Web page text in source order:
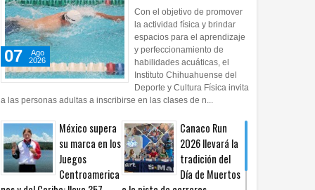
07
Ago
2026
Con el objetivo de promover
la actividad física y brindar
espacios para el aprendizaje
y perfeccionamiento de
habilidades acuáticas, el
Instituto Chihuahuense del
Deporte y Cultura Física invita
a las personas adultas a inscribirse en las clases de n...
México supera
su marca en los
Juegos
Centroamerica
Canaco Run
2026 llevará la
tradición del
Día de Muertos